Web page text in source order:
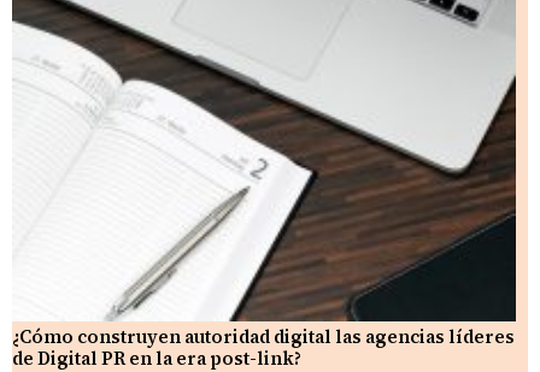
¿Cómo construyen autoridad digital las agencias líderes
de Digital PR en la era post-link?